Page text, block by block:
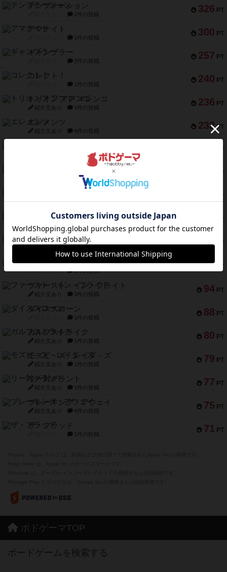
326 PT
テンプテーション
2件の投稿
300 PT
アマナイト
1件の投稿
257 PT
ギャンブラー
2件の投稿
240 PT
コレクト！
1件の投稿
236 PT
トリオンフ ア マレンゴ
紹介文あり 1件の投稿
232 PT
エレメンツ
紹介文あり 4件の投稿
PT
1件の投稿
PT
1件の投稿
PT
紹介文なし 1件の投稿
PT
ブラヴェスト
紹介文なし 1件の投稿
122 PT
ドブル：ポケットモンスター
118 PT
ジャンヌ・ダルク-オルレアン ドロー＆ライト
紹介文なし 5件の投稿
94 PT
ファースト・イン・フライト
紹介文あり 3件の投稿
88 PT
ダイススローン
1件の投稿
80 PT
ガルフストライク
紹介文あり 1件の投稿
79 PT
モズビ－ズ・レイダ－ズ
紹介文あり 1件の投稿
77 PT
リー対グラント
紹介文あり 1件の投稿
75 PT
ブレーキング・アウェイ
紹介文あり 4件の投稿
71 PT
ザ・フラッド
1件の投稿
ボドゲーマTOP
ボードゲームを検索する